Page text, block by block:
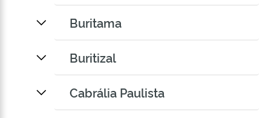
Buritama
Buritizal
Cabrália Paulista